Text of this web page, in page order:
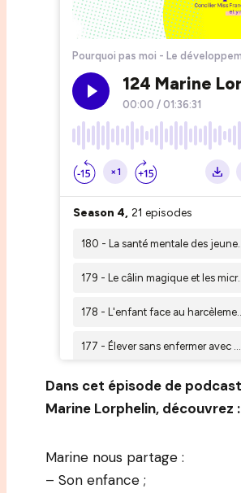
Dans cet épisode de
Marine Lorphelin, découvrez :
Marine nous partage :
– Son enfance ;